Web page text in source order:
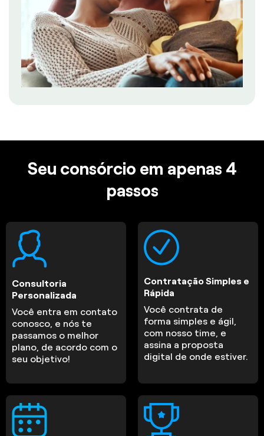
Seu consórcio em apenas 4
passos
Consultoria
Personalizada
Você entra em contato
conosco, e nós te
passamos o melhor
plano, de acordo com o
seu objetivo!
Contratação Simples e
Rápida
Você contrata de
forma simples e ágil,
com nosso time, e
assina a proposta
digital de onde estiver.